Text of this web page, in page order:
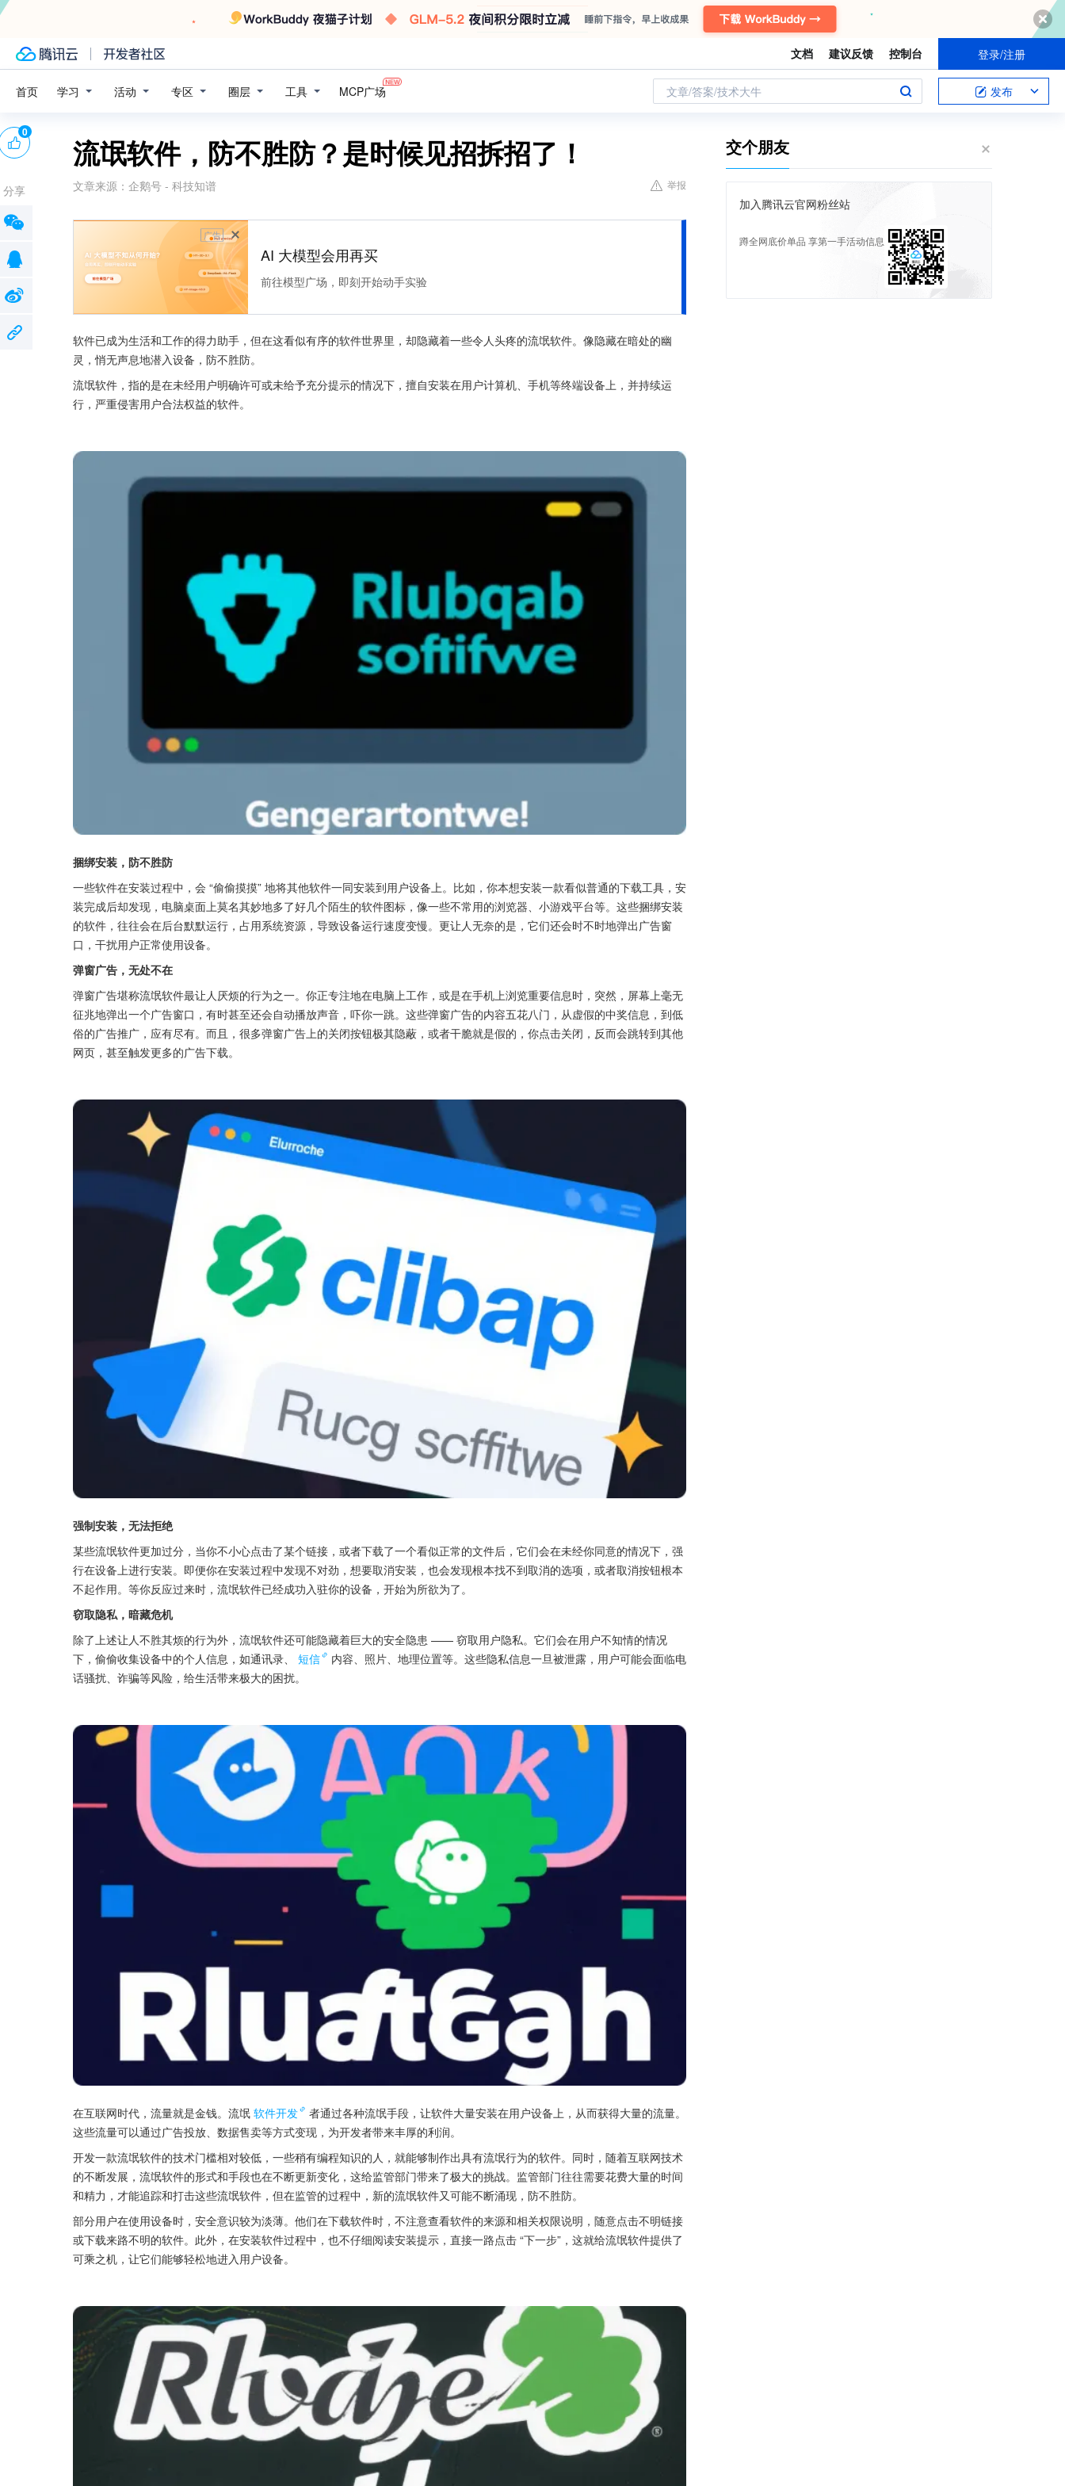
文档 建议反馈 控制台 登录/注册
首页 学习 活动 专区 圈层 工具 MCP广场 文章/答案/技术大牛 发布
流氓软件，防不胜防？是时候见招拆招了！
文章来源： 企鹅号 - 科技知谱 举报
广告
AI 大模型会用再买
前往模型广场，即刻开始动手实验
软件已成为生活和工作的得力助手，但在这看似有序的软件世界里，却隐藏着一些令人头疼的流氓软件。像隐藏在暗处的幽
灵，悄无声息地潜入设备，防不胜防。
流氓软件，指的是在未经用户明确许可或未给予充分提示的情况下，擅自安装在用户计算机、手机等终端设备上，并持续运
行，严重侵害用户合法权益的软件。
捆绑安装，防不胜防
一些软件在安装过程中，会 “偷偷摸摸” 地将其他软件一同安装到用户设备上。比如，你本想安装一款看似普通的下载工具，安
装完成后却发现，电脑桌面上莫名其妙地多了好几个陌生的软件图标，像一些不常用的浏览器、小游戏平台等。这些捆绑安装
的软件，往往会在后台默默运行，占用系统资源，导致设备运行速度变慢。更让人无奈的是，它们还会时不时地弹出广告窗
口，干扰用户正常使用设备。
弹窗广告，无处不在
弹窗广告堪称流氓软件最让人厌烦的行为之一。你正专注地在电脑上工作，或是在手机上浏览重要信息时，突然，屏幕上毫无
征兆地弹出一个广告窗口，有时甚至还会自动播放声音，吓你一跳。这些弹窗广告的内容五花八门，从虚假的中奖信息，到低
俗的广告推广，应有尽有。而且，很多弹窗广告上的关闭按钮极其隐蔽，或者干脆就是假的，你点击关闭，反而会跳转到其他
网页，甚至触发更多的广告下载。
强制安装，无法拒绝
某些流氓软件更加过分，当你不小心点击了某个链接，或者下载了一个看似正常的文件后，它们会在未经你同意的情况下，强
行在设备上进行安装。即便你在安装过程中发现不对劲，想要取消安装，也会发现根本找不到取消的选项，或者取消按钮根本
不起作用。等你反应过来时，流氓软件已经成功入驻你的设备，开始为所欲为了。
窃取隐私，暗藏危机
除了上述让人不胜其烦的行为外，流氓软件还可能隐藏着巨大的安全隐患 —— 窃取用户隐私。它们会在用户不知情的情况
下，偷偷收集设备中的个人信息，如通讯录、
短信
内容、照片、地理位置等。这些隐私信息一旦被泄露，用户可能会面临电
话骚扰、诈骗等风险，给生活带来极大的困扰。
在互联网时代，流量就是金钱。流氓 软件开发
者通过各种流氓手段，让软件大量安装在用户设备上，从而获得大量的流量。
这些流量可以通过广告投放、数据售卖等方式变现，为开发者带来丰厚的利润。
开发一款流氓软件的技术门槛相对较低，一些稍有编程知识的人，就能够制作出具有流氓行为的软件。同时，随着互联网技术
的不断发展，流氓软件的形式和手段也在不断更新变化，这给监管部门带来了极大的挑战。监管部门往往需要花费大量的时间
和精力，才能追踪和打击这些流氓软件，但在监管的过程中，新的流氓软件又可能不断涌现，防不胜防。
部分用户在使用设备时，安全意识较为淡薄。他们在下载软件时，不注意查看软件的来源和相关权限说明，随意点击不明链接
或下载来路不明的软件。此外，在安装软件过程中，也不仔细阅读安装提示，直接一路点击 “下一步”，这就给流氓软件提供了
可乘之机，让它们能够轻松地进入用户设备。
0
分享
交个朋友
加入腾讯云官网粉丝站
蹲全网底价单品 享第一手活动信息